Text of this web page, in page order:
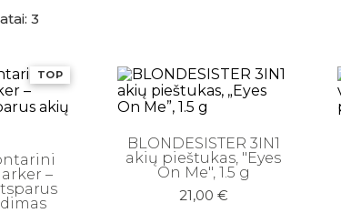
3
TOP
–
BLONDESISTER 3IN1
akių pieštukas, "Eyes
On Me", 1.5 g
21,00 €